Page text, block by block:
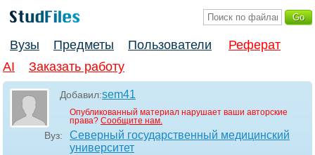
Вузы Предметы Пользователи
Реферат
AI
Заказать работу
Добавил:sem41
Опубликованный материал нарушает ваши авторские
права? Сообщите нам.
Вуз:
Северный государственный медицинский
университет